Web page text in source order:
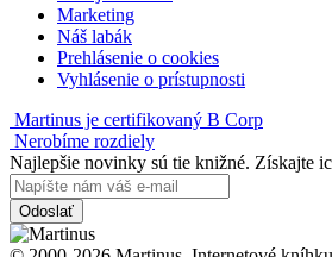
Marketing
Náš labák
Prehlásenie o cookies
Vyhlásenie o prístupnosti
Martinus je certifikovaný B Corp
Nerobíme rozdiely
Najlepšie novinky sú tie knižné. Získajte
Odoslať